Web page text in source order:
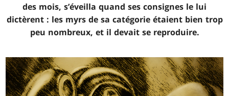
des mois, s’éveilla quand ses consignes le lui
dictèrent : les myrs de sa catégorie étaient bien trop
peu nombreux, et il devait se reproduire.